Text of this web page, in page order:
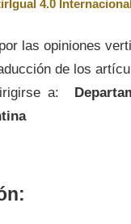
4.0
las opiniones
de los
a: